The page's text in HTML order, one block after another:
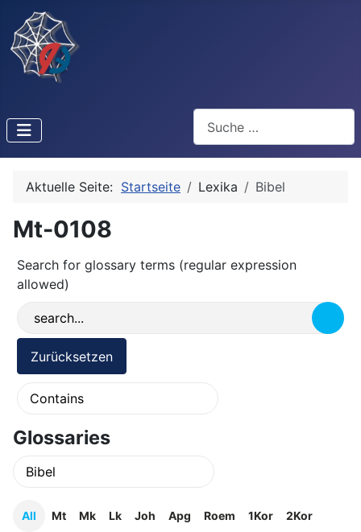
Aktuelle Seite: Startseite Lexika Bibel
Mt-0108
Search for glossary terms (regular expression
allowed)
Glossaries
All Mt Mk Lk Joh Apg Roem 1Kor 2Kor